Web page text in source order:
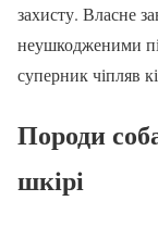
захисту. Власне
неушкодженими
суперник чіпляв
Породи
шкірі